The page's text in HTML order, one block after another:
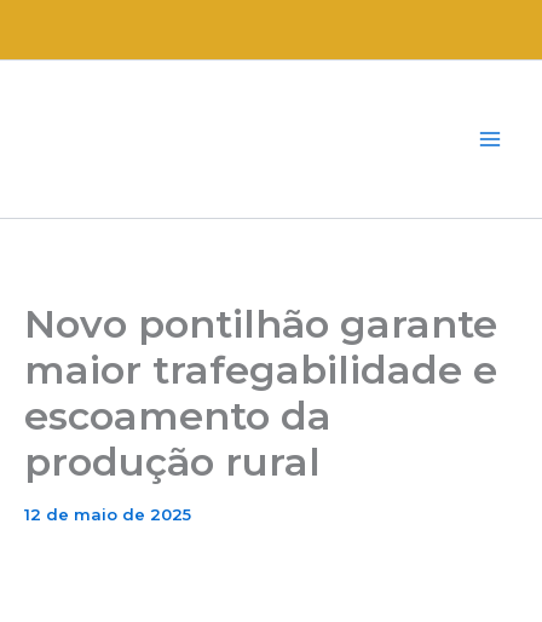
Novo pontilhão garante
maior trafegabilidade e
escoamento da
produção rural
12 de maio de 2025